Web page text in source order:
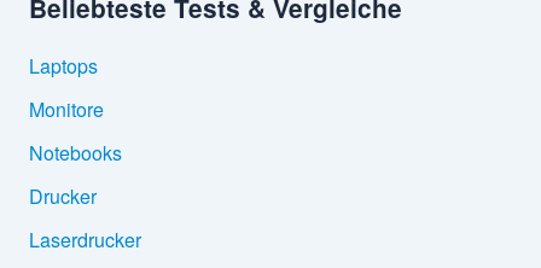
Beliebteste Tests & Vergleiche
Laptops
Monitore
Notebooks
Drucker
Laserdrucker